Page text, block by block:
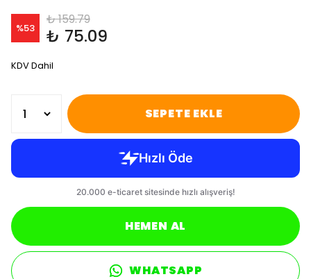
%53
₺ 159.79
₺ 75.09
KDV Dahil
SEPETE EKLE
HEMEN AL
WHATSAPP